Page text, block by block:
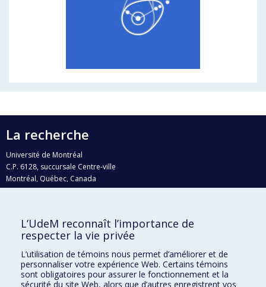
La recherche
Université de Montréal
C.P. 6128, succursale Centre-ville
Montréal, Québec, Canada
H3C 3J7
Qui fait quoi?
Nous trouver
Plan du site
L’UdeM reconnaît l’importance de
respecter la vie privée
L’utilisation de témoins nous permet d’améliorer et de
personnaliser votre expérience Web. Certains témoins
sont obligatoires pour assurer le fonctionnement et la
sécurité du site Web, alors que d’autres enregistrent vos